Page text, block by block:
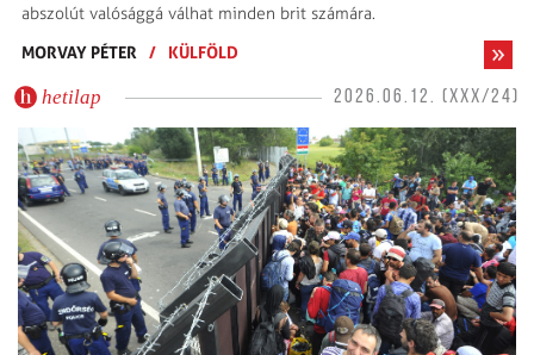
abszolút valósággá válhat minden brit számára.
MORVAY PÉTER
/ KÜLFÖLD
hetilap 2026.06.12. (XXX/24)